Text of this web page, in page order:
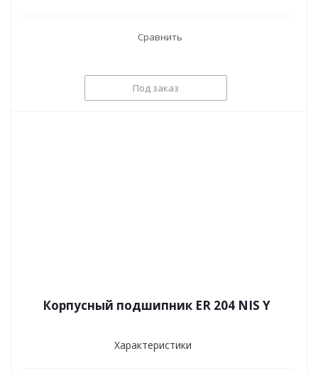
Сравнить
Под заказ
Корпусный подшипник ER 204 NIS Y
Характеристики